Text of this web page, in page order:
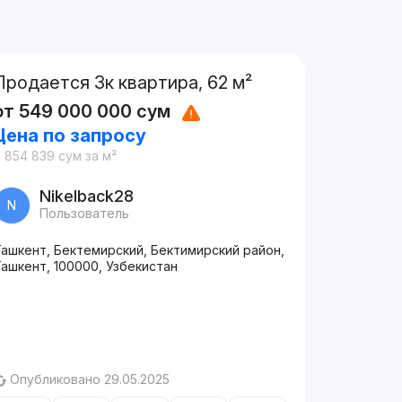
3к квартира, 62 м²
549 000 000 сум
по запросу
854 839 сум за м²
N Nikelback28
Пользователь
Бектемирский, Бектимирский район,
100000, Узбекистан
Опубликовано 29.05.2025